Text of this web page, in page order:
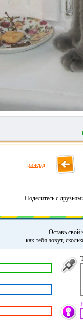
ричерд
Поделитесь с
Оставь свой
как тебя зовут,